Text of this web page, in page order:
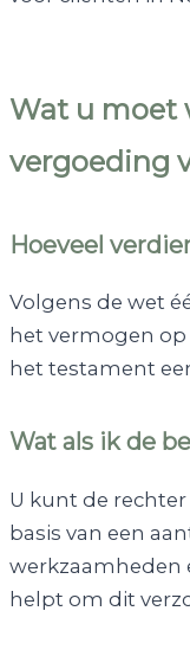
Wat u moet
vergoeding
Hoeveel
Volgens de wet
het vermogen
het testament
Wat als ik de
U kunt de
basis van een
werkzaamheden
helpt om dit